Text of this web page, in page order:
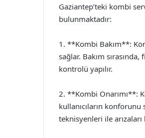
Gaziantep’teki kombi
bulunmaktadır:
1. **Kombi Bakım**:
sağlar. Bakım
kontrolü yapılır.
2. **Kombi Onarımı**:
kullanıcıların
teknisyenleri ile